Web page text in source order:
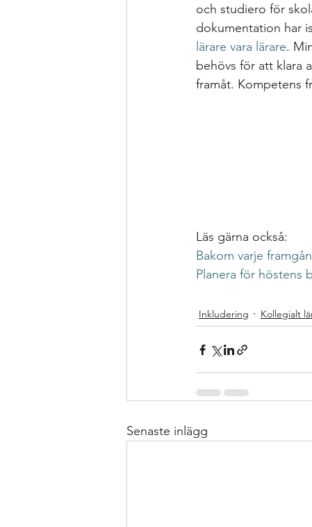
och studiero för
dokumentation har
lärare vara lärare.
behövs för att klara
framåt. Kompetens
Läs gärna också:
Bakom varje
Planera för höstens
Inkludering Kollegialt
Senaste inlägg